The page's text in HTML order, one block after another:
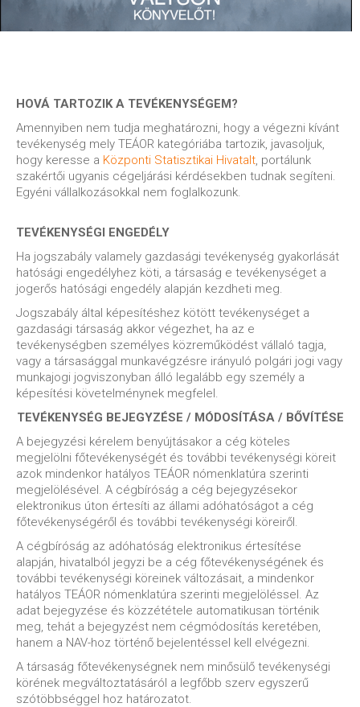
HOVÁ TARTOZIK A TEVÉKENYSÉGEM?
Amennyiben nem tudja meghatározni, hogy a végezni kívánt
tevékenység mely TEÁOR kategóriába tartozik, javasoljuk,
hogy keresse a Központi Statisztikai Hivatalt , portálunk
szakértői ugyanis cégeljárási kérdésekben tudnak segíteni.
Egyéni vállalkozásokkal nem foglalkozunk.
TEVÉKENYSÉGI ENGEDÉLY
Ha jogszabály valamely gazdasági tevékenység gyakorlását
hatósági engedélyhez köti, a társaság e tevékenységet a
jogerős hatósági engedély alapján kezdheti meg.
Jogszabály által képesítéshez kötött tevékenységet a
gazdasági társaság akkor végezhet, ha az e
tevékenységben személyes közreműködést vállaló tagja,
vagy a társasággal munkavégzésre irányuló polgári jogi vagy
munkajogi jogviszonyban álló legalább egy személy a
képesítési követelménynek megfelel.
TEVÉKENYSÉG BEJEGYZÉSE / MÓDOSÍTÁSA / BŐVÍTÉSE
A bejegyzési kérelem benyújtásakor a cég köteles
megjelölni főtevékenységét és további tevékenységi köreit
azok mindenkor hatályos TEÁOR nómenklatúra szerinti
megjelölésével. A cégbíróság a cég bejegyzésekor
elektronikus úton értesíti az állami adóhatóságot a cég
főtevékenységéről és további tevékenységi köreiről.
A cégbíróság az adóhatóság elektronikus értesítése
alapján, hivatalból jegyzi be a cég főtevékenységének és
további tevékenységi köreinek változásait, a mindenkor
hatályos TEÁOR nómenklatúra szerinti megjelöléssel. Az
adat bejegyzése és közzététele automatikusan történik
meg, tehát a bejegyzést nem cégmódosítás keretében,
hanem a NAV-hoz történő bejelentéssel kell elvégezni.
A társaság főtevékenységnek nem minősülő tevékenységi
körének megváltoztatásáról a legfőbb szerv egyszerű
szótöbbséggel hoz határozatot.